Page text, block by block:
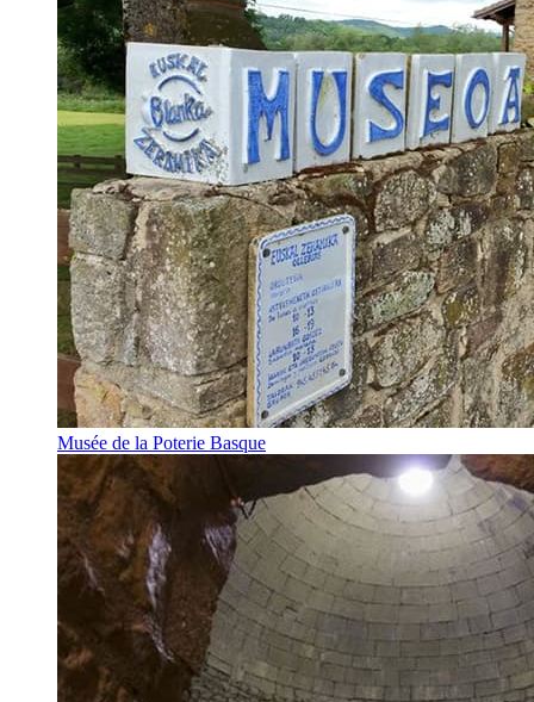
Musée de la Poterie Basque